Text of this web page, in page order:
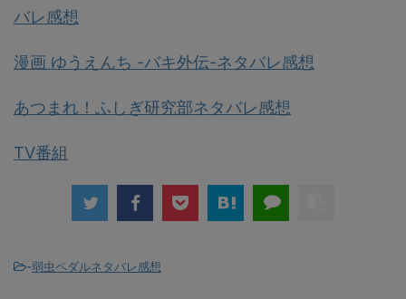
バレ感想
漫画 ゆうえんち -バキ外伝-ネタバレ感想
あつまれ！ふしぎ研究部ネタバレ感想
TV番組
-弱虫ペダルネタバレ感想